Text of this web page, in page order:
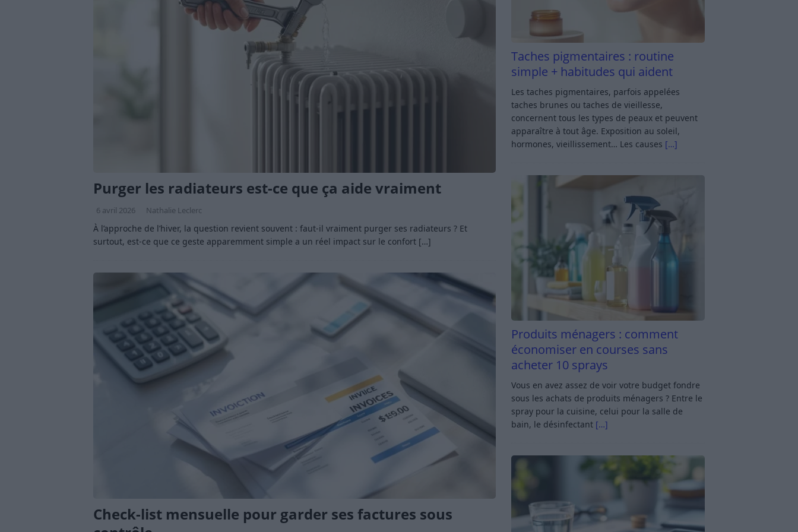
Purger les radiateurs est-ce que ça aide vraiment
6 avril 2026 Nathalie Leclerc
À l’approche de l’hiver, la question revient souvent : faut-il vraiment purger ses radiateurs ? Et
surtout, est-ce que ce geste apparemment simple a un réel impact sur le confort […]
Check-list mensuelle pour garder ses factures sous
Taches pigmentaires : routine
simple + habitudes qui aident
Les taches pigmentaires, parfois appelées
taches brunes ou taches de vieillesse,
concernent tous les types de peaux et peuvent
apparaître à tout âge. Exposition au soleil,
hormones, vieillissement… Les causes […]
Produits ménagers : comment
économiser en courses sans
acheter 10 sprays
Vous en avez assez de voir votre budget fondre
sous les achats de produits ménagers ? Entre le
spray pour la cuisine, celui pour la salle de
bain, le désinfectant […]